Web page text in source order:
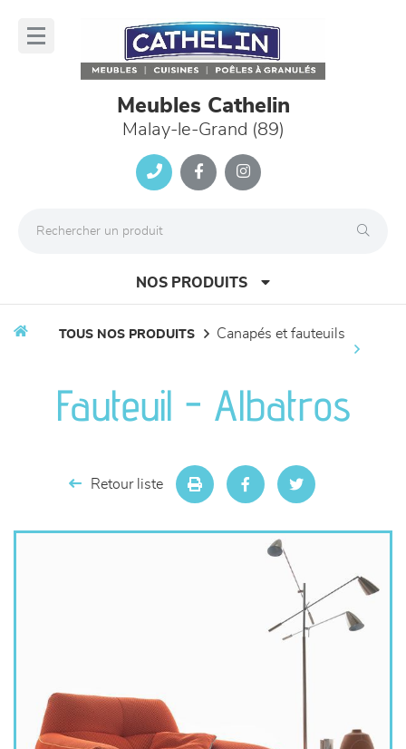
Meubles Cathelin
Malay-le-Grand (89)
NOS PRODUITS
séjours
meubles de complément
TOUS NOS PRODUITS canapés et fauteuils
Fauteuil - Albatros
Retour liste